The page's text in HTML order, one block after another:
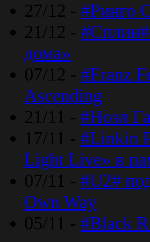
27/12 - #Ринго
21/12 -
дома»
07/12 - #Franz
Ascending
21/11 - #Ноэл
17/11 - #Linkin
Light Live» в
07/11 - #U2#
Own Way
05/11 - #Black